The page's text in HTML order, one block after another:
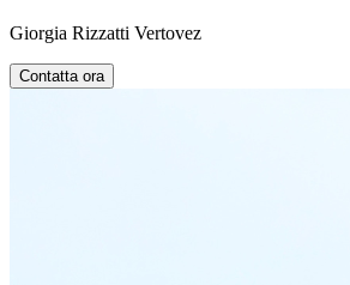
Giorgia Rizzatti Vertovez
Contatta ora